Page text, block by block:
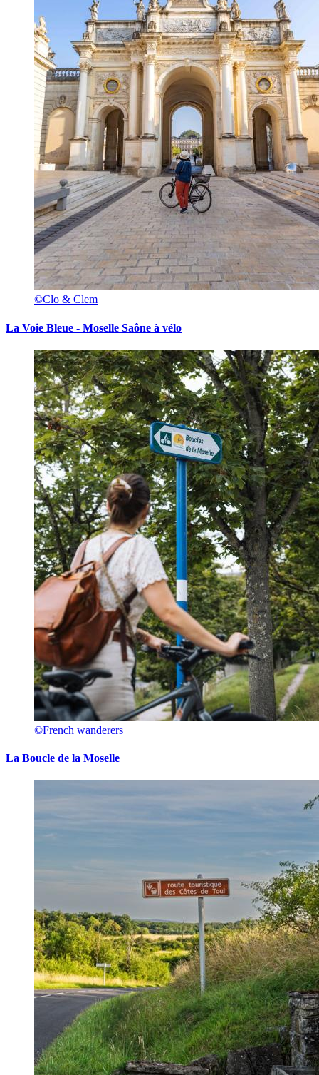
©Clo & Clem
La Voie Bleue - Moselle Saône à vélo
©French wanderers
La Boucle de la Moselle